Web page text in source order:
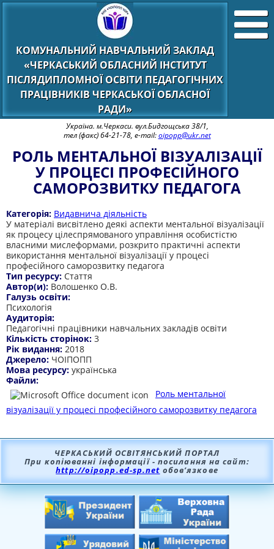
КОМУНАЛЬНИЙ НАВЧАЛЬНИЙ ЗАКЛАД
«ЧЕРКАСЬКИЙ ОБЛАСНИЙ ІНСТИТУТ
ПІСЛЯДИПЛОМНОЇ ОСВІТИ ПЕДАГОГІЧНИХ
ПРАЦІВНИКІВ ЧЕРКАСЬКОЇ ОБЛАСНОЇ
РАДИ»
Україна. м.Черкаси. вул.Бидгощська 38/1,
тел (факс) 64-21-78, e-mail:oipopp@ukr.net
РОЛЬ МЕНТАЛЬНОЇ ВІЗУАЛІЗАЦІЇ
У ПРОЦЕСІ ПРОФЕСІЙНОГО
САМОРОЗВИТКУ ПЕДАГОГА
Категорія: Видавнича діяльність
У матеріалі висвітлено деякі аспекти ментальної візуалізації
як процесу цілеспрямованого управління особистістю
власними мислеформами, розкрито практичні аспекти
використання ментальної візуалізації у процесі
професійного саморозвитку педагога
Тип ресурсу: Стаття
Автор(и): Волошенко О.В.
Галузь освіти:
Психологія
Аудиторія:
Педагогічні працівники навчальних закладів освіти
Кількість сторінок: 3
Рік видання: 2018
Джерело: ЧОІПОПП
Мова ресурсу: українська
Файли:
Роль ментальної
візуалізації у процесі професійного саморозвитку педагога
ЧЕРКАСЬКИЙ ОСВІТЯНСЬКИЙ ПОРТАЛ
При копіюванні інформації - посилання на сайт:
http://oipopp.ed-sp.net обов’язкове